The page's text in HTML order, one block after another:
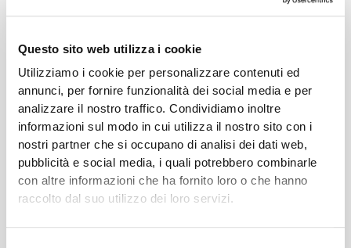
Questo sito web utilizza i cookie
Utilizziamo i cookie per personalizzare contenuti ed
annunci, per fornire funzionalità dei social media e per
analizzare il nostro traffico. Condividiamo inoltre
informazioni sul modo in cui utilizza il nostro sito con i
nostri partner che si occupano di analisi dei dati web,
pubblicità e social media, i quali potrebbero combinarle
con altre informazioni che ha fornito loro o che hanno
raccolto dal suo utilizzo dei loro servizi.